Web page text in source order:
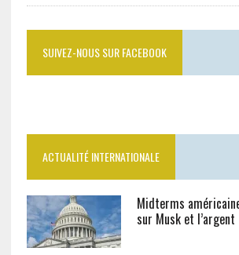
SUIVEZ-NOUS SUR FACEBOOK
ACTUALITÉ INTERNATIONALE
Midterms
sur Musk et l’argent